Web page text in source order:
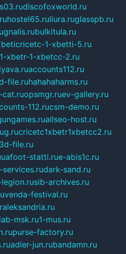
discofoxworld.ru
hostel65.ruliura.ruglasspb.ru
gnalis.rubulkitula.ru
1-xbetti-5.ru
xbetr-1-xbetcc-2.ru
accounts112.ru
file.ruhahahaharms.ru
cat.ruopsmgr.ruev-gallery.ru
112.rucsm-demo.ru
allseo-host.ru
cricetc1xbetr1xbetcc2.ru
3d-file.ru
uafoot-statti.rue-abis1c.ru
services.rudark-sand.ru
sib-archives.ru
venda-festival.ru
msk.ru1-mus.ru
purse-factory.ru
adler-jun.rubandamn.ru